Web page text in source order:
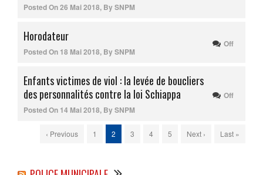
Posted On26 Mai 2018, BySNPM
Horodateur
Posted On 18 Mai 2018, BySNPM
Off
Enfants victimes de viol : la levée de boucliers
des personnalités contre la loi Schiappa
Posted On 14 Mai 2018, BySNPM
Off
‹ Previous 1 2 3 4 5 Next › Last »